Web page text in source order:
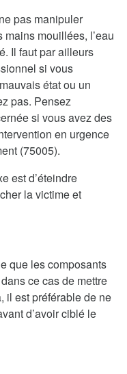
pas manipuler
mouillées, l’eau
Il faut par ailleurs
si vous
état ou un
pas. Pensez
si vous avez des
en urgence
(75005).
est d’éteindre
la victime et
que les composants
ce cas de mettre
il est préférable de ne
d’avoir ciblé le